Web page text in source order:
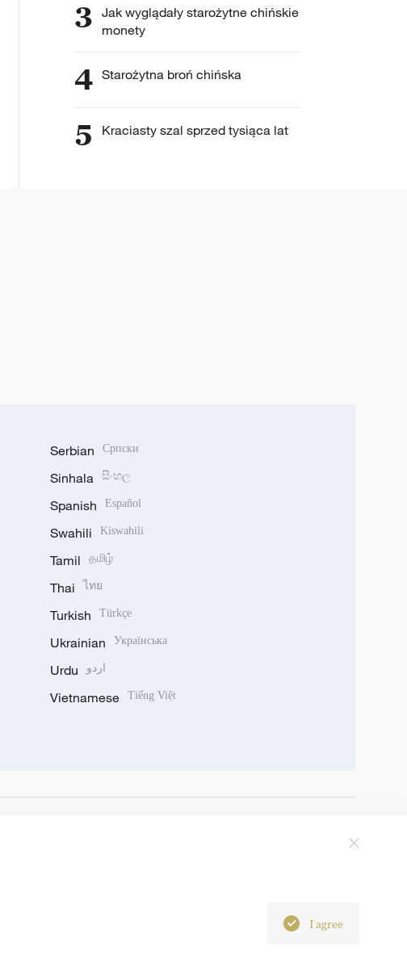
3 Jak wyglądały starożytne chińskie
monety
4 Starożytna broń chińska
5 Kraciasty szal sprzed tysiąca lat
Serbian Српски
Sinhala සිංහල
Spanish Español
Swahili Kiswahili
Tamil தமிழ்
Thai ไทย
Turkish Türkçe
Ukrainian Українська
Urdu اردو
Vietnamese Tiếng Việt
I agree